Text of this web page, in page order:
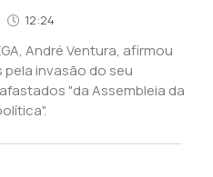
12:24
André Ventura, afirmou
invasão do seu
"da Assembleia da